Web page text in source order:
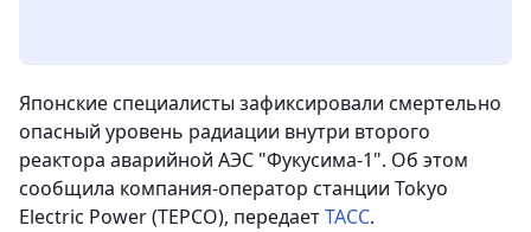
Японские специалисты зафиксировали смертельно
опасный уровень радиации внутри второго
реактора аварийной АЭС "Фукусима-1". Об этом
сообщила компания-оператор станции Tokyo
Electric Power (TEPCO), передаетТАСС.